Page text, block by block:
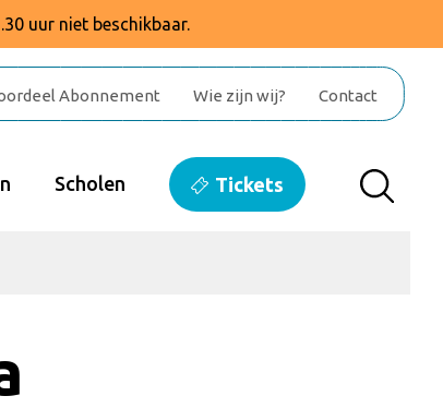
uur niet beschikbaar.
Abonnement Wie zijn wij? Contact
Scholen Tickets